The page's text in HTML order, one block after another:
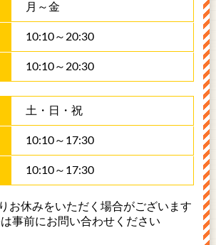
月～金
10:10～20:30
10:10～20:30
土・日・祝
10:10～17:30
10:10～17:30
お休みをいただく場合がございます
事前にお問い合わせください